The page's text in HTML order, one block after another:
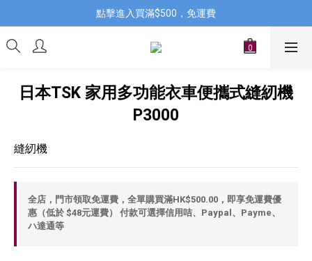
點擊進入買滿$500，免運費
日本TSK 家用多功能衣車便攜式縫紉機
P3000
縫紉機
全店，門市領取免運費，全單購買滿HK$500.00，即享免運費優
惠（低於 $48元運費） 付款可選擇信用咭、Paypal、Payme、
ハ達通等